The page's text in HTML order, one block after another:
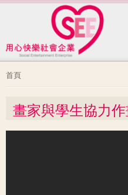
您在這裡
首頁
畫家與學生協力